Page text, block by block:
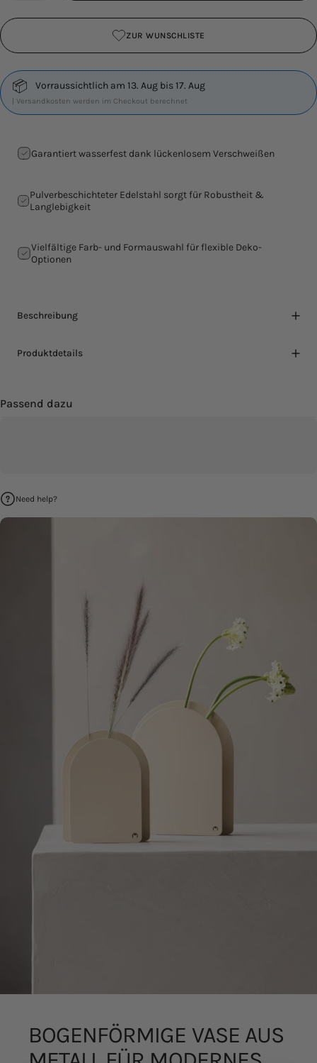
ZUR WUNSCHLISTE
📦 Vorraussichtlich am 13. Aug bis 17. Aug
| Versandkosten werden im Checkout berechnet
Garantiert wasserfest dank lückenlosem Verschweißen
Pulverbeschichteter Edelstahl sorgt für Robustheit &
Langlebigkeit
Vielfältige Farb- und Formauswahl für flexible Deko-
Optionen
Beschreibung
Produktdetails
Passend dazu
Need help?
BOGENFÖRMIGE VASE AUS